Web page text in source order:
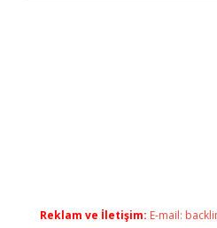
Reklam ve İletişim: E-mail: